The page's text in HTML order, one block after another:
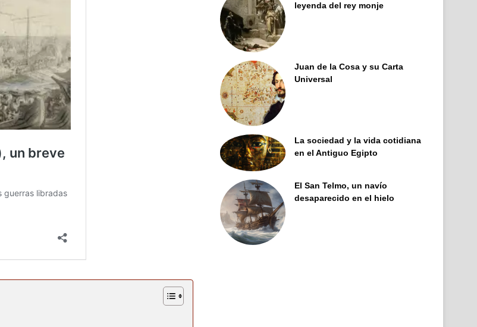
leyenda del rey monje
Juan de la Cosa y su Carta
Universal
La sociedad y la vida cotidiana
en el Antiguo Egipto
El San Telmo, un navío
desaparecido en el hielo